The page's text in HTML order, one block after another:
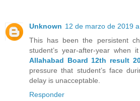
Unknown 12 de marzo de 2019
This has been the persistent
student’s year-after-year when
Allahabad Board 12th result
pressure that student’s face
delay is unacceptable.
Responder